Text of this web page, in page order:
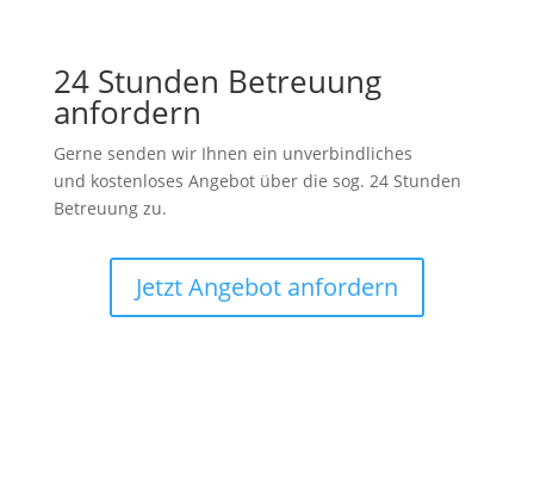
24 Stunden Betreuung
anfordern
Gerne senden wir Ihnen ein unverbindliches
und kostenloses Angebot über die sog. 24 Stunden
Betreuung zu.
Jetzt Angebot anfordern